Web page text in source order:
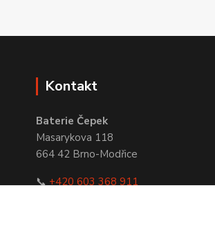
Kontakt
Baterie Čepek
Masarykova 118
664 42 Brno-Modřice
📞+420 603 368 911